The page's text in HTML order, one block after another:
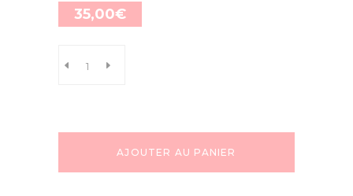
35,00€
AJOUTER AU PANIER